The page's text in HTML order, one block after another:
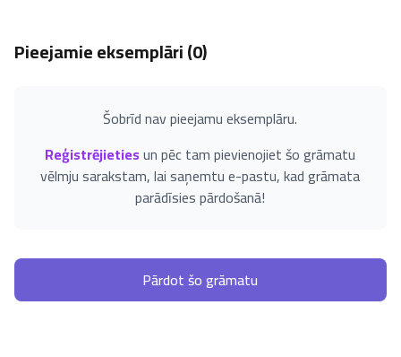
Pieejamie eksemplāri (0)
Šobrīd nav pieejamu eksemplāru.
Reģistrējietiesun pēc tam pievienojiet šo grāmatu
vēlmju sarakstam, lai saņemtu e-pastu, kad grāmata
parādīsies pārdošanā!
Pārdot šo grāmatu